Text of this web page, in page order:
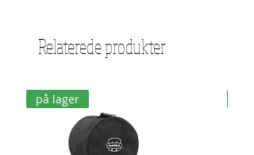
Relaterede produkter
på lager